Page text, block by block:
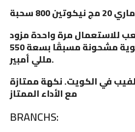
للاستعمال مرة واحدة مزود
ببطارية داخلية قوية مشحونة مسبقًا بسعة 550
مللي أمبير.
في الكويت. نكهة ممتازة
مع الأداء الممتاز
BRANCHS: